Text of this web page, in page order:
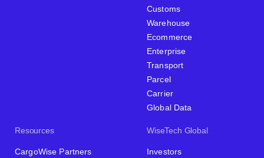
Customs
Warehouse
Ecommerce
Enterprise
Transport
Parcel
Carrier
Global Data
Resources
CargoWise Partners
WiseTech Global
Investors